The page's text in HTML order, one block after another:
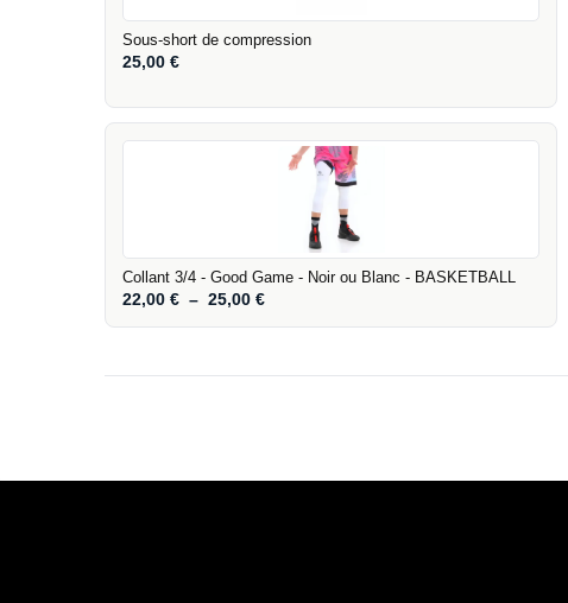
Sous-short de compression
25,00€
Collant 3/4 - Good Game - Noir ou Blanc - BASKETBALL
22,00€ – 25,00€